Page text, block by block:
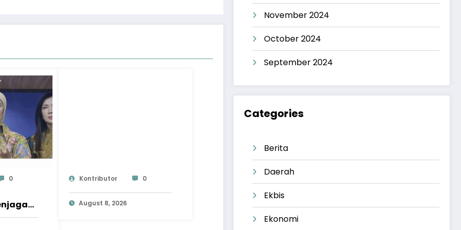
0 Kontributor 0
August 8, 2026
November 2024
October 2024
September 2024
Categories
Berita
Daerah
Ekbis
Ekonomi